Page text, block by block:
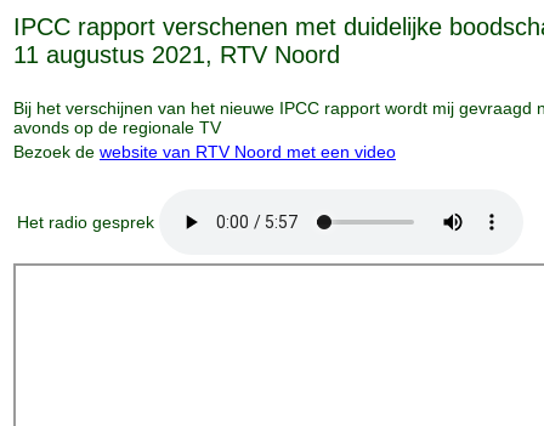
IPCC rapport verschenen met duidelijke
11 augustus 2021, RTV Noord
Bij het verschijnen van het nieuwe IPCC rapport wordt mij
avonds op de regionale TV
Bezoek de website van RTV Noord met een video
Het radio gesprek